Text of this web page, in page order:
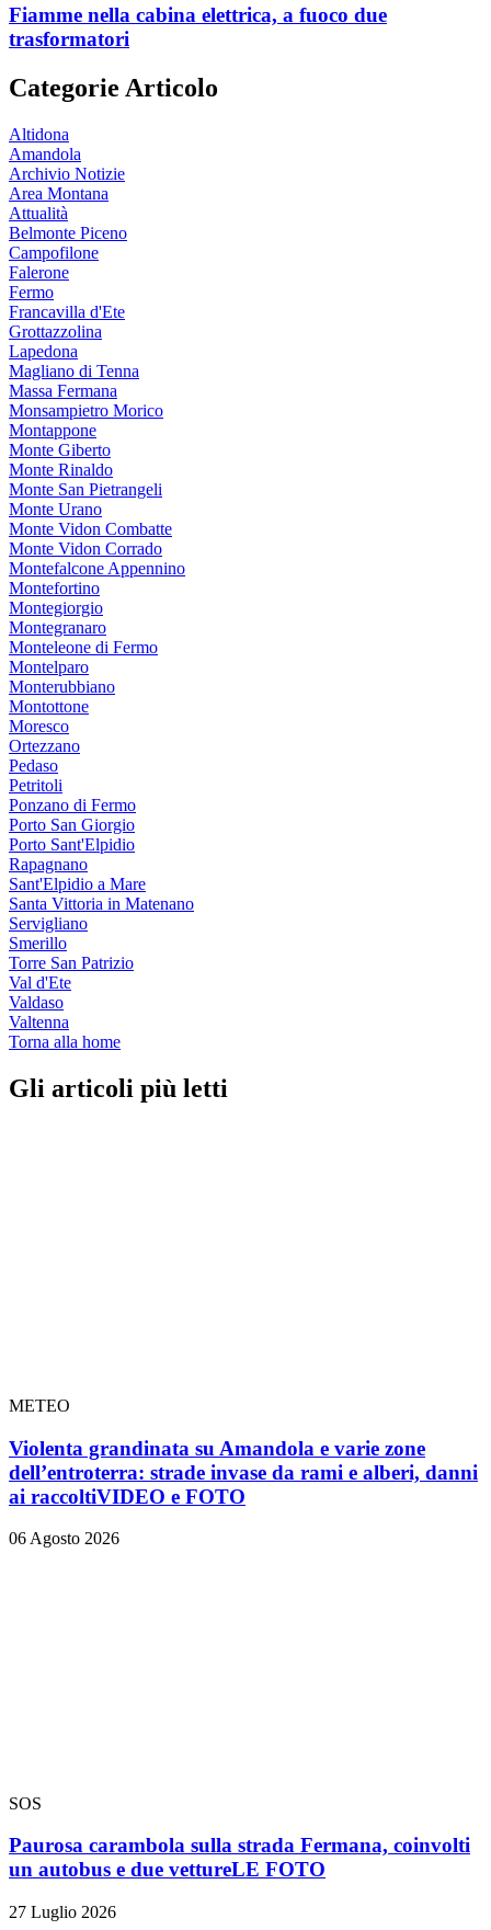
Fiamme nella cabina elettrica, a fuoco due
trasformatori
Categorie Articolo
Altidona
Amandola
Archivio Notizie
Area Montana
Attualità
Belmonte Piceno
Campofilone
Falerone
Fermo
Francavilla d'Ete
Grottazzolina
Lapedona
Magliano di Tenna
Massa Fermana
Monsampietro Morico
Montappone
Monte Giberto
Monte Rinaldo
Monte San Pietrangeli
Monte Urano
Monte Vidon Combatte
Monte Vidon Corrado
Montefalcone Appennino
Montefortino
Montegiorgio
Montegranaro
Monteleone di Fermo
Montelparo
Monterubbiano
Montottone
Moresco
Ortezzano
Pedaso
Petritoli
Ponzano di Fermo
Porto San Giorgio
Porto Sant'Elpidio
Rapagnano
Sant'Elpidio a Mare
Santa Vittoria in Matenano
Servigliano
Smerillo
Torre San Patrizio
Val d'Ete
Valdaso
Valtenna
Torna alla home
Gli articoli più letti
METEO
Violenta grandinata su Amandola e varie zone
dell’entroterra: strade invase da rami e alberi, danni
ai raccoltiVIDEO e FOTO
06 Agosto 2026
SOS
Paurosa carambola sulla strada Fermana, coinvolti
un autobus e due vettureLE FOTO
27 Luglio 2026